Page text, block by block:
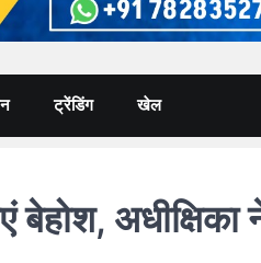
ट्रेंडिंग खेल
अधीक्षिका